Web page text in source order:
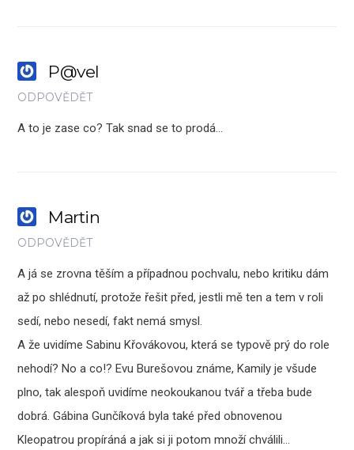
P@vel
ODPOVĚDĚT
A to je zase co? Tak snad se to prodá…
Martin
ODPOVĚDĚT
A já se zrovna těším a případnou pochvalu, nebo kritiku dám
až po shlédnutí, protože řešit před, jestli mě ten a tem v roli
sedí, nebo nesedí, fakt nemá smysl.
A že uvidíme Sabinu Křovákovou, která se typově prý do role
nehodí? No a co!? Evu Burešovou známe, Kamily je všude
plno, tak alespoň uvidíme neokoukanou tvář a třeba bude
dobrá. Gábina Gunčíková byla také před obnovenou
Kleopatrou propíráná a jak si ji potom množí chválili…